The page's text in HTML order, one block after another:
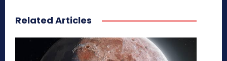
Related Articles